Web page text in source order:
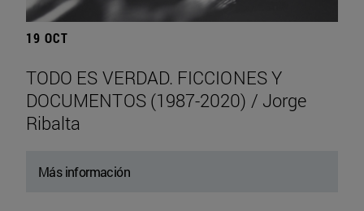
19 OCT
TODO ES VERDAD. FICCIONES Y
DOCUMENTOS (1987-2020) / Jorge
Ribalta
Más información